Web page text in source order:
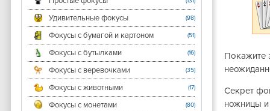
Удивительные фокусы (98)
Фокусы с бумагой и картоном (51)
Фокусы с бутылками (16)
Фокусы с веревочками (35)
Фокусы с животными (17)
Фокусы с монетами (80)
Покажите
Секрет
ножницы и